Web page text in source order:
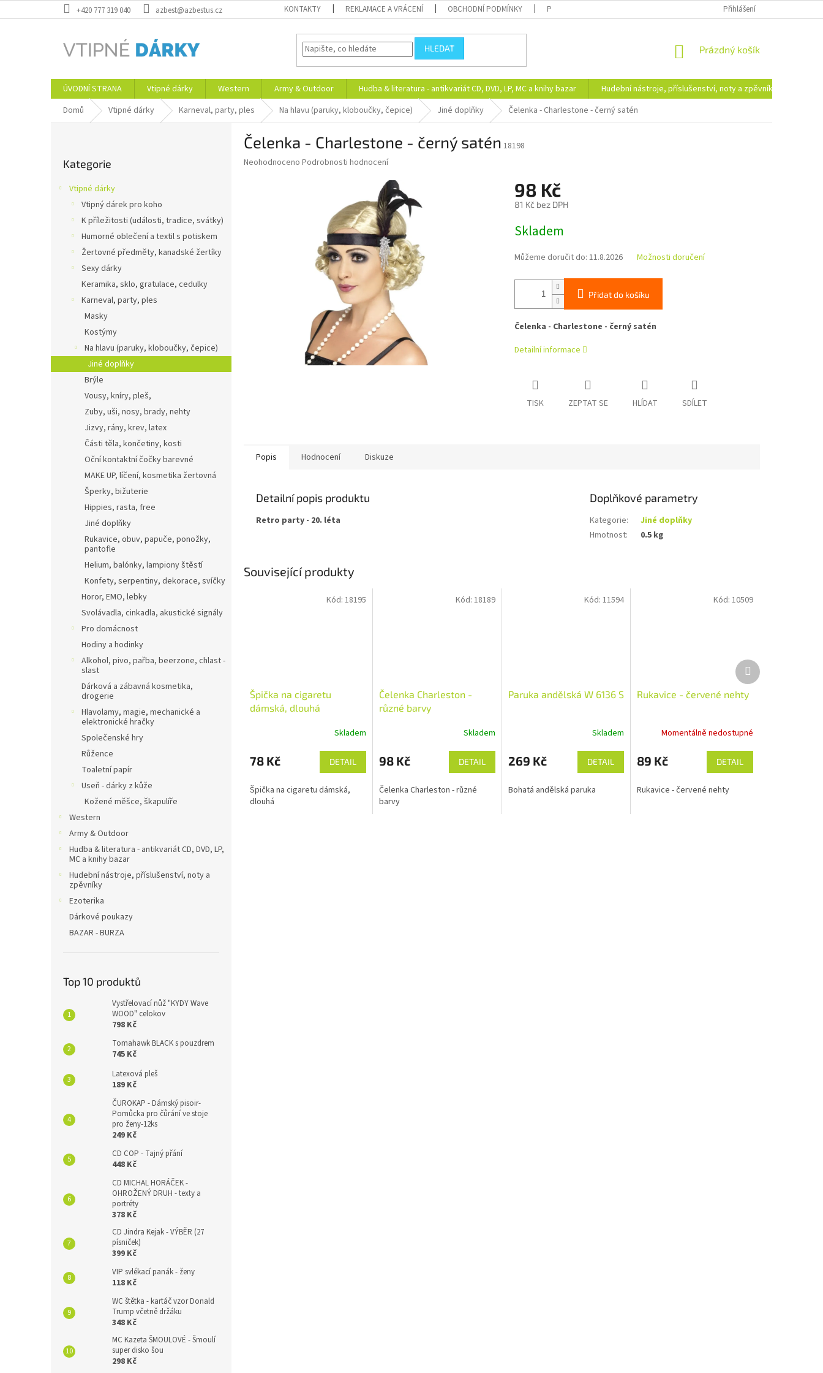
na
+420 777 319 040 azbest@azbestus.cz KONTAKTY REKLAMACE A VRÁCENÍ OBCHODNÍ PODMÍNKY PODMÍNKY OCHRANY OSOBNÍCH ÚDAJŮ DOPRAVA A PLATBA
Přihlášení
HLEDAT
NÁKUPNÍ
Prázdný košík
ÚVODNÍ STRANA Vtipné dárky Western Army & Outdoor Hudba & literatura - antikvariát CD, DVD, LP, MC a knihy bazar Hudební nástroje, příslušenství, noty a zpěvníky
Domů
Vtipné dárky Karneval, party, ples Na hlavu (paruky, kloboučky, čepice) Jiné doplňky Čelenka - Charlestone - černý satén
kategorie
Kategorie
Vtipné dárky
Vtipný dárek pro koho
K příležitosti (události, tradice, svátky)
Humorné oblečení a textil s potiskem
Žertovné předměty, kanadské žertíky
Sexy dárky
Keramika, sklo, gratulace, cedulky
Karneval, party, ples
Masky
Kostýmy
Na hlavu (paruky, kloboučky, čepice)
Jiné doplňky
Brýle
Vousy, kníry, pleš,
Zuby, uši, nosy, brady, nehty
Jizvy, rány, krev, latex
Části těla, končetiny, kosti
Oční kontaktní čočky barevné
MAKE UP, líčení, kosmetika žertovná
Šperky, bižuterie
Hippies, rasta, free
Jiné doplňky
Rukavice, obuv, papuče, ponožky,
pantofle
Helium, balónky, lampiony štěstí
Konfety, serpentiny, dekorace, svíčky
Horor, EMO, lebky
Svolávadla, cinkadla, akustické signály
Pro domácnost
Hodiny a hodinky
Alkohol, pivo, pařba, beerzone, chlast -
slast
Dárková a zábavná kosmetika,
drogerie
Hlavolamy, magie, mechanické a
elektronické hračky
Společenské hry
Růžence
Toaletní papír
Useň - dárky z kůže
Kožené měšce, škapulíře
Western
Army & Outdoor
Hudba & literatura - antikvariát CD, DVD, LP,
MC a knihy bazar
Hudební nástroje, příslušenství, noty a
zpěvníky
Ezoterika
Dárkové poukazy
BAZAR - BURZA
Top 10 produktů
Vystřelovací nůž "KYDY Wave
WOOD" celokov
798 Kč
Tomahawk BLACK s pouzdrem
745 Kč
Latexová pleš
189 Kč
ČUROKAP - Dámský pisoir-
Pomůcka pro čůrání ve stoje
pro ženy-12ks
249 Kč
CD COP - Tajný přání
448 Kč
CD MICHAL HORÁČEK -
OHROŽENÝ DRUH - texty a
portréty
378 Kč
CD Jindra Kejak - VÝBĚR (27
písniček)
399 Kč
VIP svlékací panák - ženy
118 Kč
WC štětka - kartáč vzor Donald
Trump včetně držáku
348 Kč
MC Kazeta ŠMOULOVÉ - Šmoulí
super disko šou
298 Kč
Čelenka - Charlestone - černý satén 18198
Průměrné
Neohodnoceno Podrobnosti hodnocení
98 Kč
81 Kč bez DPH
cena:
Skladem
Můžeme doručit do: 11.8.2026 Možnosti doručení
Přidat do košíku
Čelenka - Charlestone - černý satén
Detailní informace
TISK ZEPTAT SE HLÍDAT SDÍLET
Popis Hodnocení Diskuze
Detailní popis produktu
Retro party - 20. léta
Doplňkové parametry
Kategorie:
Jiné doplňky
Hmotnost: 0.5 kg
Související produkty
Špička na cigaretu
dámská, dlouhá
Skladem
78 Kč DETAIL
Špička na cigaretu dámská,
dlouhá
Kód: 18195
Čelenka Charleston -
různé barvy
Skladem
98 Kč DETAIL
Čelenka Charleston - různé
barvy
Kód: 18189
Paruka andělská W 6136 S
Skladem
269 Kč DETAIL
Bohatá andělská paruka
Kód:11594
Rukavice - červené nehty
Momentálně nedostupné
89 Kč DETAIL
Rukavice - červené nehty
Kód: 10509
Další
produkt